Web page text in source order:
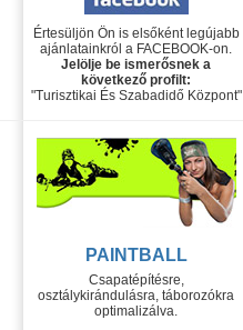
Értesüljön Ön is elsőként legújabb
ajánlatainkról a FACEBOOK-on.
Jelölje be ismerősnek a
következő profilt:
"Turisztikai És Szabadidő Központ"
PAINTBALL
Csapatépítésre,
osztálykirándulásra, táborozókra
optimalizálva.